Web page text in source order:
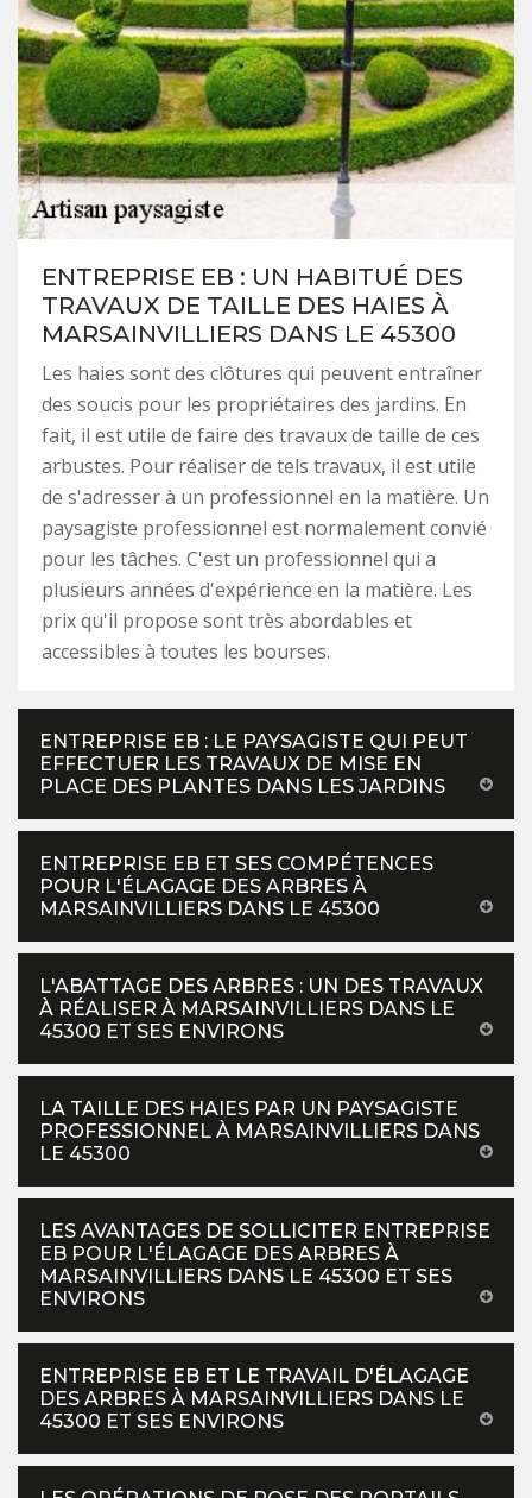
ENTREPRISE EB : UN HABITUÉ DES
TRAVAUX DE TAILLE DES HAIES À
MARSAINVILLIERS DANS LE 45300
Les haies sont des clôtures qui peuvent entraîner
des soucis pour les propriétaires des jardins. En
fait, il est utile de faire des travaux de taille de ces
arbustes. Pour réaliser de tels travaux, il est utile
de s'adresser à un professionnel en la matière. Un
paysagiste professionnel est normalement convié
pour les tâches. C'est un professionnel qui a
plusieurs années d'expérience en la matière. Les
prix qu'il propose sont très abordables et
accessibles à toutes les bourses.
ENTREPRISE EB : LE PAYSAGISTE QUI PEUT
EFFECTUER LES TRAVAUX DE MISE EN
PLACE DES PLANTES DANS LES JARDINS
ENTREPRISE EB ET SES COMPÉTENCES
POUR L'ÉLAGAGE DES ARBRES À
MARSAINVILLIERS DANS LE 45300
L'ABATTAGE DES ARBRES : UN DES TRAVAUX
À RÉALISER À MARSAINVILLIERS DANS LE
45300 ET SES ENVIRONS
LA TAILLE DES HAIES PAR UN PAYSAGISTE
PROFESSIONNEL À MARSAINVILLIERS DANS
LE 45300
LES AVANTAGES DE SOLLICITER ENTREPRISE
EB POUR L'ÉLAGAGE DES ARBRES À
MARSAINVILLIERS DANS LE 45300 ET SES
ENVIRONS
ENTREPRISE EB ET LE TRAVAIL D'ÉLAGAGE
DES ARBRES À MARSAINVILLIERS DANS LE
45300 ET SES ENVIRONS